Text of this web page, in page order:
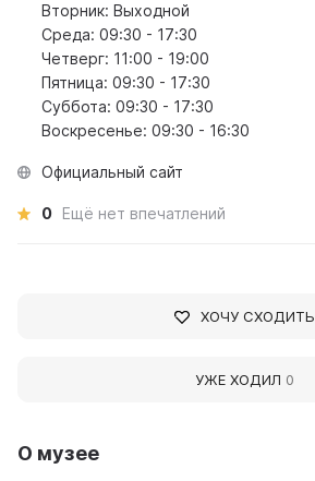
О музее
Вторник: Выходной
Среда: 09:30 - 17:30
Четверг: 11:00 - 19:00
Пятница: 09:30 - 17:30
Суббота: 09:30 - 17:30
Воскресенье: 09:30 - 16:30
Официальный сайт
0 Ещё нет впечатлений
ХОЧУ СХОДИТЬ
УЖЕ ХОДИЛ 0